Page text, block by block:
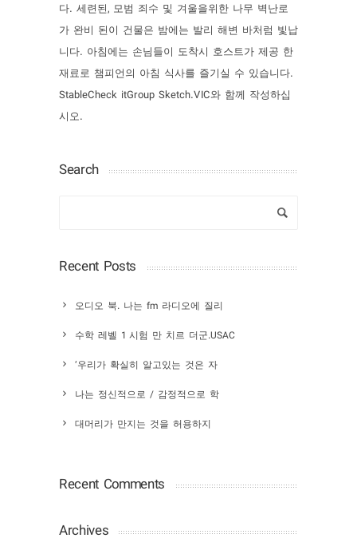
다. 세련된, 모범 죄수 및 겨울을위한 나무 벽난로
가 완비 된이 건물은 밤에는 발리 해변 바처럼 빛납
니다. 아침에는 손님들이 도착시 호스트가 제공 한
재료로 챔피언의 아침 식사를 즐기실 수 있습니다.
StableCheck itGroup Sketch.VIC와 함께 작성하십
시오.
Search
Recent Posts
오디오 북. 나는 fm 라디오에 질리
수학 레벨 1 시험 만 치르 더군.USAC
‘우리가 확실히 알고있는 것은 자
나는 정신적으로 / 감정적으로 학
대머리가 만지는 것을 허용하지
Recent Comments
Archives